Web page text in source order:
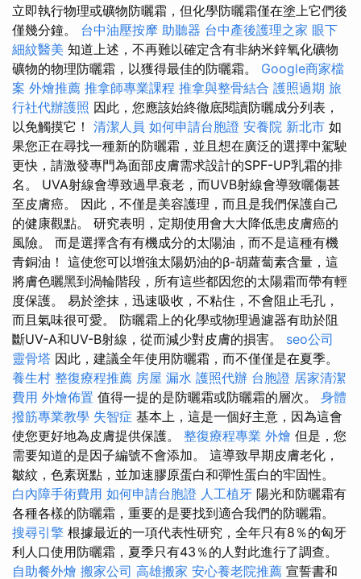
立即執行物理或礦物防曬霜，但化學防曬霜僅在塗上它們後
僅幾分鐘。 台中油壓按摩 助聽器 台中產後護理之家 眼下
細紋醫美 知道上述，不再難以確定含有非納米鋅氧化礦物
礦物的物理防曬霜，以獲得最佳的防曬霜。 Google商家檔
案 外燴推薦 推拿師專業課程 推拿與整骨結合 護照過期 旅
行社代辦護照 因此，您應該始終徹底閱讀防曬成分列表，
以免觸摸它！ 清潔人員 如何申請台胞證 安養院 新北市 如
果您正在尋找一種新的防曬霜，並且想在廣泛的選擇中駕駛
更快，請激發專門為面部皮膚需求設計的SPF-UP乳霜的排
名。 UVA射線會導致過早衰老，而UVB射線會導致曬傷甚
至皮膚癌。 因此，不僅是美容護理，而且是我們保護自己
的健康觀點。 研究表明，定期使用會大大降低患皮膚癌的
風險。 而是選擇含有有機成分的太陽油，而不是這種有機
青銅油！ 這使您可以增強太陽奶油的β-胡蘿蔔素含量，這
將膚色曬黑到渦輪階段，所有這些都因您的太陽霜而帶有輕
度保護。 易於塗抹，迅速吸收，不粘住，不會阻止毛孔，
而且氣味很可愛。 防曬霜上的化學或物理過濾器有助於阻
斷​​UV-A和UV-B射線，從而減少對皮膚的損害。 seo公司
靈骨塔 因此，建議全年使用防曬霜，而不僅僅是在夏季。
養生村 整復療程推薦 房屋 漏水 護照代辦 台胞證 居家清潔
費用 外燴佈置 值得一提的是防曬霜或防曬霜的層次。 身體
撥筋專業教學 失智症 基本上，這是一個好主意，因為這會
使您更好地為皮膚提供保護。 整復療程專業 外燴 但是，您
需要知道的是因子編號不會添加。 這導致早期皮膚老化，
皺紋，色素斑點，並加速膠原蛋白和彈性蛋白的牢固性。
白內障手術費用 如何申請台胞證 人工植牙 陽光和防曬霜有
各種各樣的防曬霜，重要的是要找到適合我們的防曬霜。
搜尋引擎 根據最近的一項代表性研究，全年只有8％的匈牙
利人口使用防曬霜，夏季只有43％的人對此進行了調查。
自助餐外燴 搬家公司 高雄搬家 安心養老院推薦 宣誓書和